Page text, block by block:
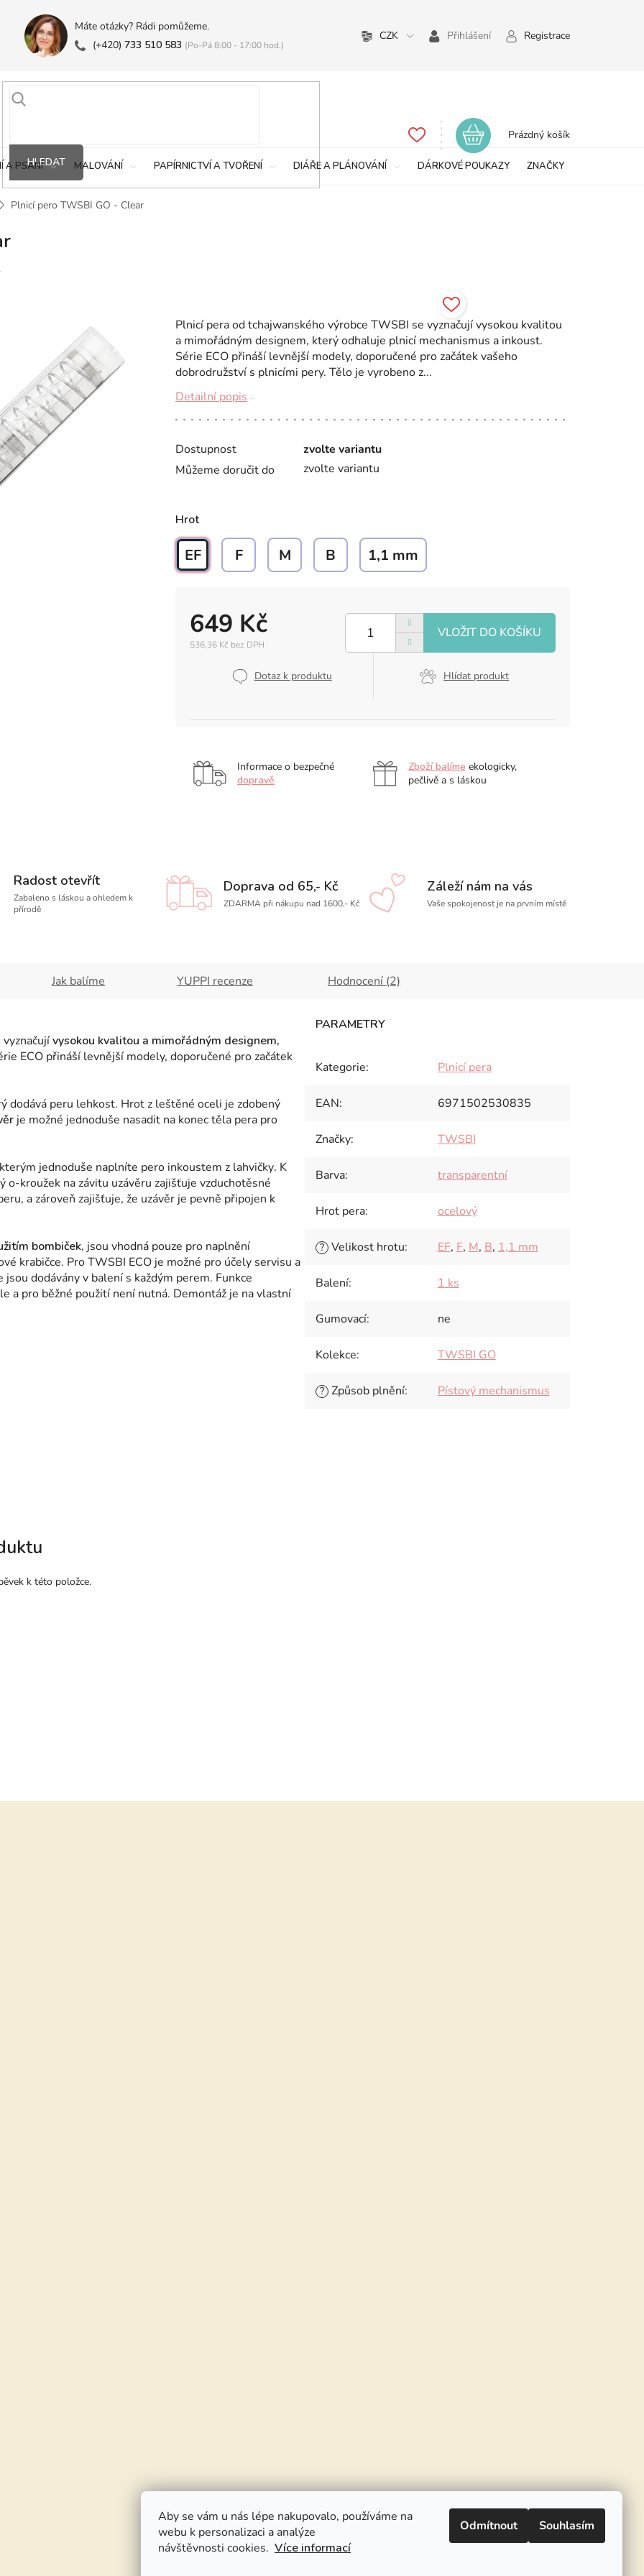
Aby se vám u nás lépe nakupovalo, používáme na
webu k personalizaci a analýze
návštěvnosti cookies. Více informací
Odmítnout Souhlasím
Máte otázky? Rádi pomůžeme.
(+420) 733 510 583 (Po-Pá 8:00 - 17:00 hod.)
CZK Přihlášení Registrace
HLEDAT
Nákupní
Prázdný košík
A PSANÍ MALOVÁNÍ PAPÍRNICTVÍ A TVOŘENÍ DIÁŘE A PLÁNOVÁNÍ DÁRKOVÉ POUKAZY ZNAČKY
Plnicí pero TWSBI GO - Clear
Dostupnost
zvolte variantu
Můžeme doručit do
zvolte variantu
649 Kč
536,36 Kč bez DPH
Dotaz k produktu Hlídat produkt
Hrot
EF F M B 1,1 mm
Plnicí pera od tchajwanského výrobce TWSBI se vyznačují vysokou kvalitou
a mimořádným designem, který odhaluje plnicí mechanismus a inkoust.
Série ECO přináší levnější modely, doporučené pro začátek vašeho
dobrodružství s plnicími pery. Tělo je vyrobeno z...
Detailní popis
Informace o bezpečné
dopravě
Zboží balíme ekologicky,
pečlivě a s láskou
Radost otevřít
Zabaleno s láskou a ohledem k
přírodě
Doprava od 65,- Kč
ZDARMA při nákupu nad 1600,- Kč
Záleží nám na vás
Vaše spokojenost je na prvním místě
Jak balíme YUPPI recenze Hodnocení (2)
vysokou kvalitou a mimořádným designem,
ECO přináší levnější modely, doporučené pro začátek
dodává peru lehkost. Hrot z leštěné oceli je zdobený
je možné jednoduše nasadit na konec těla pera pro
jednoduše naplníte pero inkoustem z lahvičky. K
o-kroužek na závitu uzávěru zajišťuje vzduchotěsné
a zároveň zajišťuje, že uzávěr je pevně připojen k
bombiček, jsou vhodná pouze pro naplnění
krabičce. Pro TWSBI ECO je možné pro účely servisu a
dodávány v balení s každým perem. Funkce
a pro běžné použití není nutná. Demontáž je na vlastní
Kategorie: Plnicí pera
EAN: 6971502530835
Značky: TWSBI
Barva: transparentní
Hrot pera: ocelový
? Velikost hrotu: EF, F, M, B, 1,1 mm
Balení: 1 ks
Gumovací: ne
Kolekce: TWSBI GO
? Způsob plnění: Pístový mechanismus
k této položce.